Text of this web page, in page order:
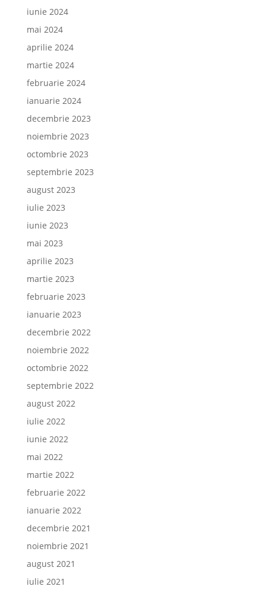
iunie 2024
mai 2024
aprilie 2024
martie 2024
februarie 2024
ianuarie 2024
decembrie 2023
noiembrie 2023
octombrie 2023
septembrie 2023
august 2023
iulie 2023
iunie 2023
mai 2023
aprilie 2023
martie 2023
februarie 2023
ianuarie 2023
decembrie 2022
noiembrie 2022
octombrie 2022
septembrie 2022
august 2022
iulie 2022
iunie 2022
mai 2022
martie 2022
februarie 2022
ianuarie 2022
decembrie 2021
noiembrie 2021
august 2021
iulie 2021